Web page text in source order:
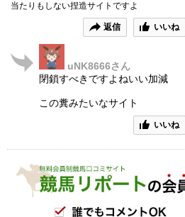
当たりもしない捏造サイトですよ
返信 いいね
uNK8666さん
閉鎖すべきですよねいい加減
この糞みたいなサイト
いいね